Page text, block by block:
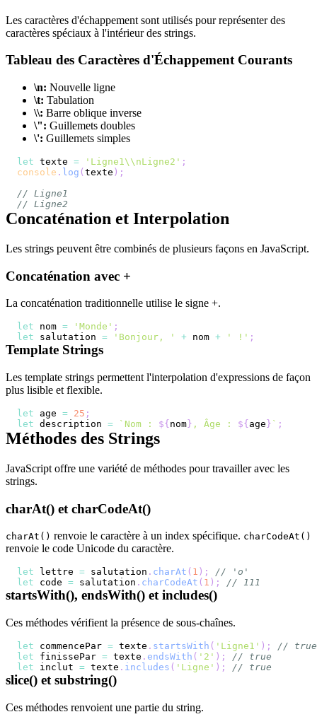
Les caractères d'échappement sont utilisés pour représenter des
caractères spéciaux à l'intérieur des strings.
Tableau des Caractères d'Échappement Courants
\n: Nouvelle ligne
\t: Tabulation
\\: Barre oblique inverse
\": Guillemets doubles
\': Guillemets simples
let texte = 'Ligne1\\nLigne2' ;
console . log ( texte ) ;
// Ligne1
// Ligne2
Concaténation et Interpolation
Les strings peuvent être combinés de plusieurs façons en JavaScript.
Concaténation avec +
La concaténation traditionnelle utilise le signe +.
let nom = 'Monde' ;
let salutation = 'Bonjour, ' + nom + ' !' ;
Template Strings
Les template strings permettent l'interpolation d'expressions de façon
plus lisible et flexible.
let age = 25 ;
let description = ` Nom : ${ nom } , Âge : ${ age } ` ;
Méthodes des Strings
JavaScript offre une variété de méthodes pour travailler avec les
strings.
charAt() et charCodeAt()
charAt() renvoie le caractère à un index spécifique. charCodeAt()
renvoie le code Unicode du caractère.
let lettre = salutation . charAt ( 1 ) ;
// 'o'
let code = salutation . charCodeAt ( 1 ) ; // 111
startsWith(), endsWith() et includes()
Ces méthodes vérifient la présence de sous-chaînes.
let commencePar = texte . startsWith ( 'Ligne1' ) ;
// true
let finissePar = texte . endsWith ( '2' ) ;
// true
let inclut = texte . includes ( 'Ligne' ) ; // true
slice() et substring()
Ces méthodes renvoient une partie du string.